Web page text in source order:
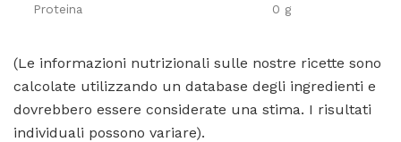
Proteina 0 g
(Le informazioni nutrizionali sulle nostre ricette sono
calcolate utilizzando un database degli ingredienti e
dovrebbero essere considerate una stima. I risultati
individuali possono variare).